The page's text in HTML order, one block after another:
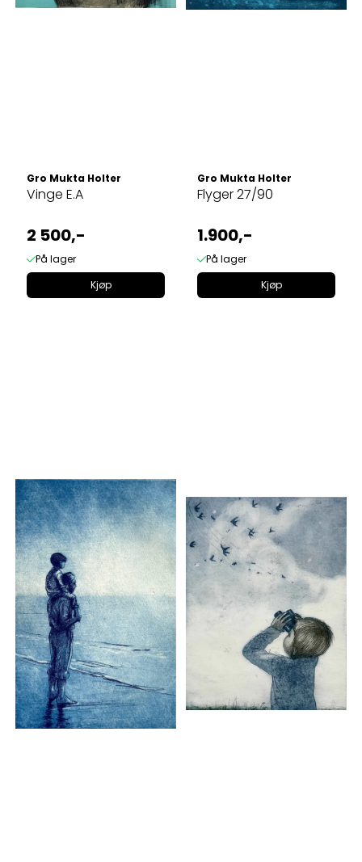
Gro Mukta Holter
Vinge E.A
2 500,-
På lager
Kjøp
Gro Mukta Holter
Flyger 27/90
1.900,-
På lager
Kjøp